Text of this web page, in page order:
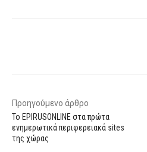
Προηγούμενο άρθρο
To EPIRUSONLINE στα πρώτα
ενημερωτικά περιφερειακά sites
της χώρας